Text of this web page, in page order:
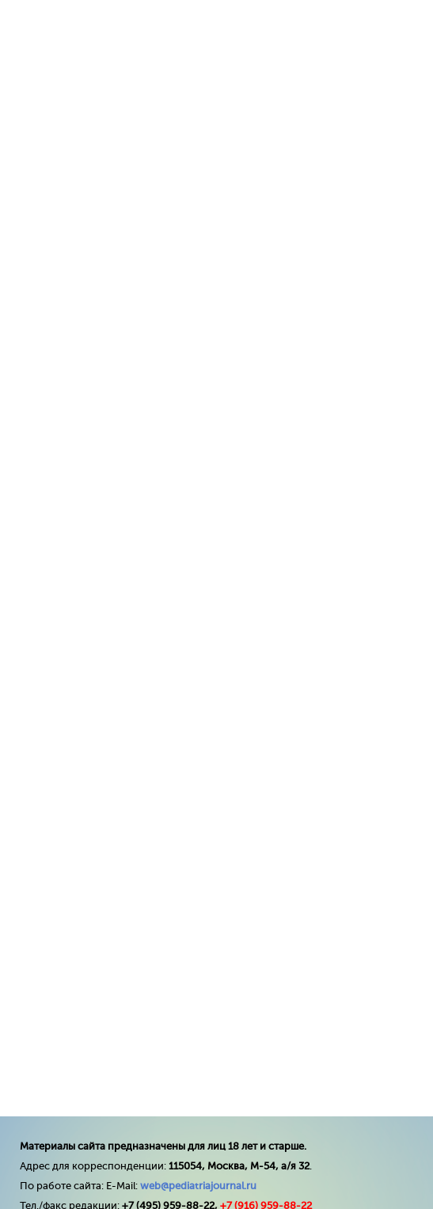
Материалы сайта предназначены для лиц 18 лет и старше.
Адрес для корреспонденции: 115054, Москва, М-54, а/я 32.
По работе сайта: E-Mail: web@pediatriajournal.ru
Тел./факс редакции: +7 (495) 959-88-22, +7 (916) 959-88-22